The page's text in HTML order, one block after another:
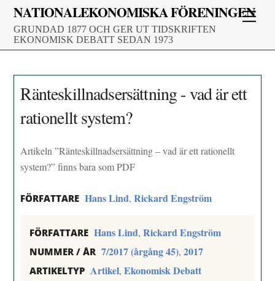
Skip
content
NATIONALEKONOMISKA FÖRENINGEN
GRUNDAD 1877 OCH GER UT TIDSKRIFTEN
EKONOMISK DEBATT SEDAN 1973
Ränteskillnadsersättning - vad är ett
rationellt system?
Artikeln ”Ränteskillnadsersättning – vad är ett rationellt
system?” finns bara som PDF
FÖRFATTARE Hans Lind,Rickard Engström
FÖRFATTARE Hans Lind,Rickard Engström
NUMMER / ÅR 7/2017 (årgång 45),2017
ARTIKELTYP Artikel,Ekonomisk Debatt